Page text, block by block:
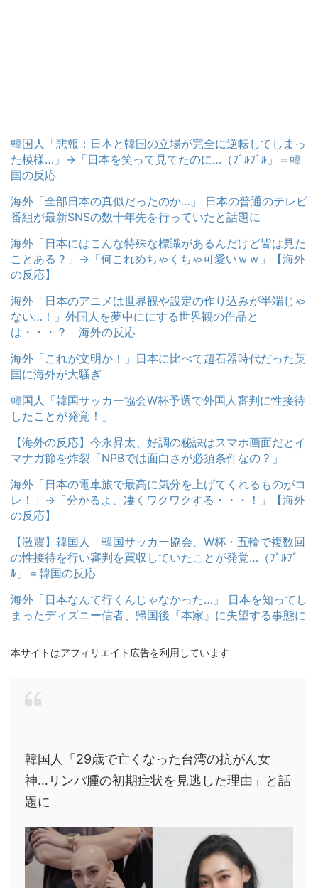
韓国人「悲報：日本と韓国の立場が完全に逆転してしまっ
た模様…」→「日本を笑って見てたのに…（ﾌﾞﾙﾌﾞﾙ」＝韓
国の反応
海外「全部日本の真似だったのか…」 日本の普通のテレビ
番組が最新SNSの数十年先を行っていたと話題に
海外「日本にはこんな特殊な標識があるんだけど皆は見た
ことある？」→「何これめちゃくちゃ可愛いｗｗ」【海外
の反応】
海外「日本のアニメは世界観や設定の作り込みが半端じゃ
ない…！」外国人を夢中ににする世界観の作品と
は・・・？ 海外の反応
海外「これが文明か！」日本に比べて超石器時代だった英
国に海外が大騒ぎ
韓国人「韓国サッカー協会W杯予選で外国人審判に性接待
したことが発覚！」
【海外の反応】今永昇太、好調の秘訣はスマホ画面だとイ
マナガ節を炸裂「NPBでは面白さが必須条件なの？」
海外「日本の電車旅で最高に気分を上げてくれるものがコ
レ！」→「分かるよ、凄くワクワクする・・・！」【海外
の反応】
【激震】韓国人「韓国サッカー協会、W杯・五輪で複数回
の性接待を行い審判を買収していたことが発覚…（ﾌﾞﾙﾌﾞ
ﾙ」＝韓国の反応
海外「日本なんて行くんじゃなかった…」 日本を知ってし
まったディズニー信者、帰国後『本家』に失望する事態に
本サイトはアフィリエイト広告を利用しています
韓国人「29歳で亡くなった台湾の抗がん女
神…リンパ腫の初期症状を見逃した理由」と話
題に